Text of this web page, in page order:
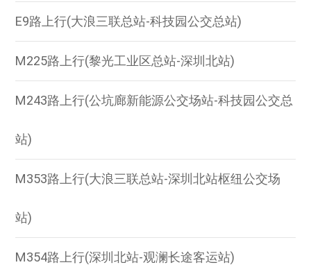
E9路上行(大浪三联总站-科技园公交总站)
M225路上行(黎光工业区总站-深圳北站)
M243路上行(公坑廊新能源公交场站-科技园公交总
站)
M353路上行(大浪三联总站-深圳北站枢纽公交场
站)
M354路上行(深圳北站-观澜长途客运站)